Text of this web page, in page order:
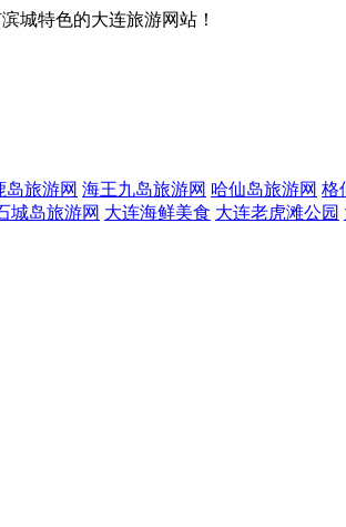
城特色的大连旅游网站！
岛旅游网 海王九岛旅游网 哈仙岛旅游网 格
城岛旅游网 大连海鲜美食 大连老虎滩公园